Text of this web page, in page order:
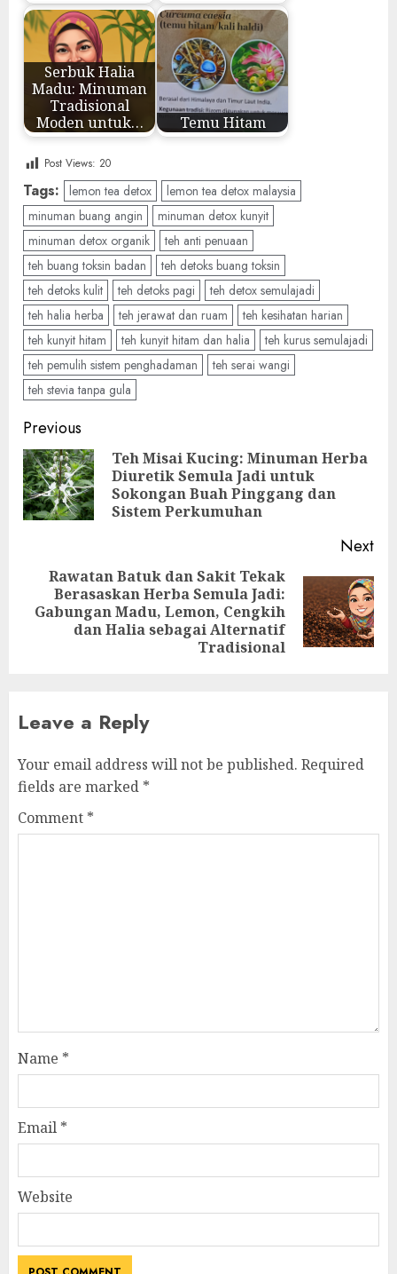
Serbuk Halia
Madu: Minuman
Tradisional
Moden untuk…
Temu Hitam
Post Views: 20
Tags: lemon tea detox
lemon tea detox malaysia
minuman buang angin
minuman detox kunyit
minuman detox organik
teh anti penuaan
teh buang toksin badan
teh detoks buang toksin
teh detoks kulit
teh detoks pagi
teh detox semulajadi
teh halia herba
teh jerawat dan ruam
teh kesihatan harian
teh kunyit hitam
teh kunyit hitam dan halia
teh kurus semulajadi
teh pemulih sistem penghadaman
teh serai wangi
teh stevia tanpa gula
Post
navigation
Previous
Teh Misai Kucing: Minuman Herba
Diuretik Semula Jadi untuk
Sokongan Buah Pinggang dan
Sistem Perkumuhan
Next
Next
Rawatan Batuk dan Sakit Tekak
Berasaskan Herba Semula Jadi:
Gabungan Madu, Lemon, Cengkih
dan Halia sebagai Alternatif
Tradisional
Leave a Reply
Your email address will not be published. Required
fields are marked *
Comment *
Name *
Email *
Website